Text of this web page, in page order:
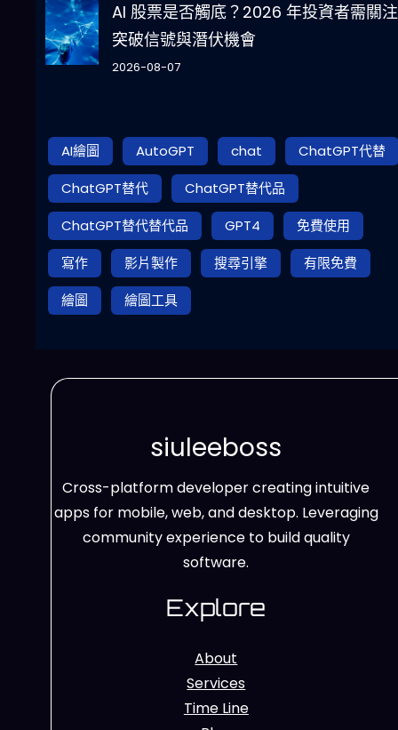
AI 股票是否觸底？2026 年投資者需關
突破信號與潛伏機會
2026-08-07
AI繪圖 AutoGPT chat
ChatGPT代替
ChatGPT替代
ChatGPT替代品
ChatGPT替代替代品
GPT4
免費使用
寫作
影片製作 搜尋引擎
有限免費
繪圖
繪圖工具
siuleeboss
Cross-platform developer creating intuitive
apps for mobile, web, and desktop. Leveraging
community experience to build quality
software.
Explore
About
Services
Time Line